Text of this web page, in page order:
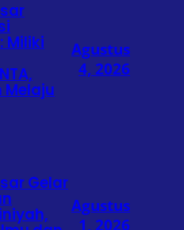
Miliki
Melaju
Agustus
4, 2026
Gelar
Agustus
1, 2026